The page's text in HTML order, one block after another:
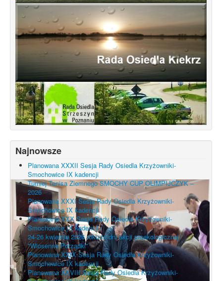
Spotkanie informacyjne w sprawie
budowy ulic Łebska, Łagowska,
Kociewska, Żukowska
Najnowsze
Planowana XXXII Sesja Rady Osiedla Krzyżowniki-
Smochowice IX kadencji
Turniej Tenisa Ziemnego SMOCHY CUP OLIMPIJCZYK –
2026
Planowana XXXI Sesja Rady Osiedla Krzyżowniki-
Smochowice IX kadencji
Planowana XXX Sesja Rady Osiedla Krzyżowniki-
Smochowice IX kadencji
24-26 kwietnia 2026 roku to dni akcji proekologicznej
"Wiosenne Porządki"
Planowana XXIX Sesja Rady Osiedla Krzyżowniki-
Smochowice IX kadencji
Planowana XXVIII Sesja Rady Osiedla Krzyżowniki-